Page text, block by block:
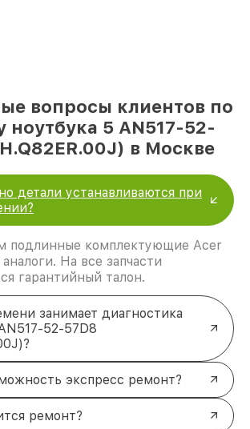
вопросы клиентов по
ноутбука 5 AN517-52-
в Москве
детали устанавливаются при
подлинные комплектующие Acer
На все запчасти
гарантийный талон.
занимает диагностика
52-57D8
экспресс ремонт?
ремонт?